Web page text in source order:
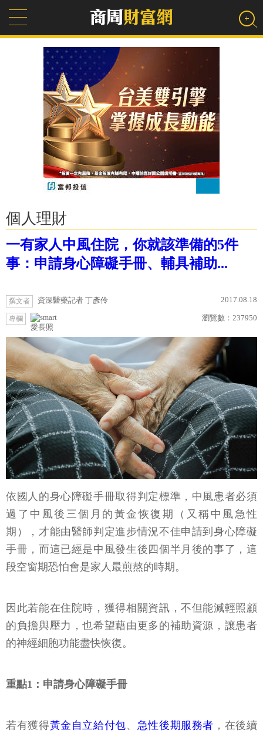
個人理財
一有家人中風住院，你就該準備的5件
事：申請身心障礙手冊、輔具補助...
撰文者 資深醫藥記者 丁彥伶 2017.08.18
專欄
愛長照
瀏覽數： 237950
依國人的身心障礙手冊取得判定標準，中風患者必須
過了中風後三個月的黃金恢復期（又稱中風急性
期），才能由醫師判定進步情況不佳申請到身心障礙
手冊，而這已經是中風發生後四個半月後的事了，這
段空窗期恐怕會是家人最煎熬的時期。
因此若能在住院時，獲得相關資訊，不但能減輕照顧
的負擔與壓力，也希望藉由更多的補助資源，讓患者
的神經細胞功能盡快恢復。
重點1：申請身心障礙手冊
若有獲得黃金自立給付包、 急性後期服務者 ，在後續